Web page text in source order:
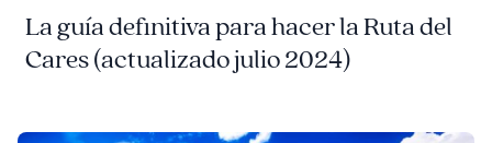
La guía definitiva para hacer la Ruta del
Cares (actualizado julio 2024)